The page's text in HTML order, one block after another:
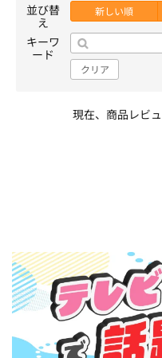
並び替
え
新しい順
キーワ
ード
クリア
現在、商品レビ